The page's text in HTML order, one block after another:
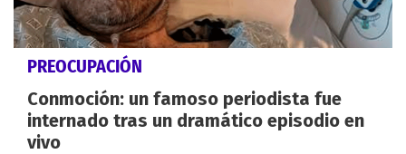
PREOCUPACIÓN
Conmoción: un famoso periodista fue
internado tras un dramático episodio en
vivo